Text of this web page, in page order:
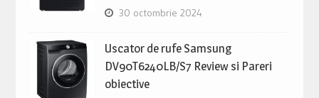
30 octombrie 2024
Uscator de rufe Samsung
DV90T6240LB/S7 Review si Pareri
obiective